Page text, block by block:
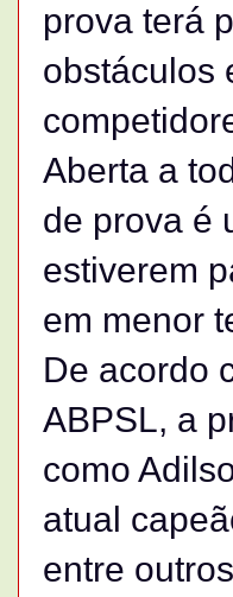
prova terá
obstáculos
Aberta a
de prova é
estiverem
em menor
De acordo
ABPSL, a
como
atual
entre